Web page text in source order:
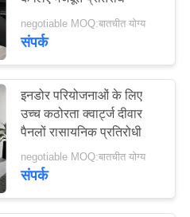
पत्थर
negotiable MOQ:बातचीत योग्य
संपर्क
इनडोर परियोजनाओं के लिए
उच्च कठोरता क्वार्ट्ज दीवार
पैनलों रासायनिक प्रतिरोधी
negotiable MOQ:बातचीत योग्य
संपर्क